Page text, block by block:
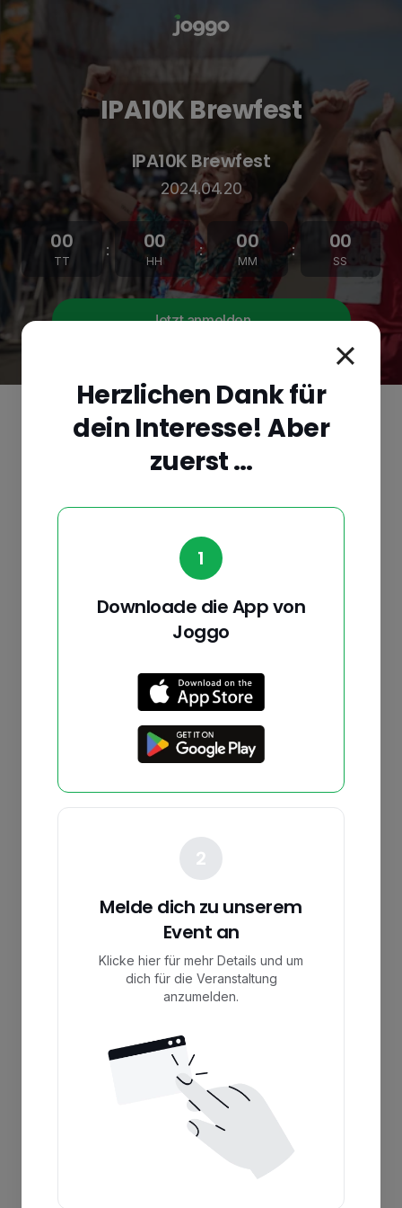
IPA10K Brewfest
IPA10K Brewfest
2024.04.20
00
TT
: 00
HH
: 00
MM
: 00
SS
Jetzt anmelden
Über die Veranstaltung
unique event at The Barlow, Sebastopol, Northern
Obstacle courses, and a rocking Brewfest. Enjoy craft
beer, cider, kombucha, wine, food, bands, and more.
best pricing.
2024.04.20
Half Marathon, 10K, 3K
Jetzt anmelden
Ich habe kein Interesse
Herzlichen Dank für
dein Interesse! Aber
zuerst …
1
Downloade die App von
Joggo
2
Melde dich zu unserem
Event an
Klicke hier für mehr Details und um
dich für die Veranstaltung
anzumelden.